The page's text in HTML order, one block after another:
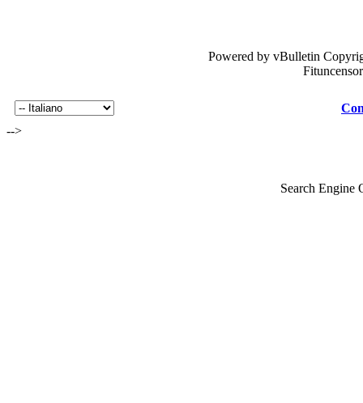
Powered by vBulletin
-->
Search Engine